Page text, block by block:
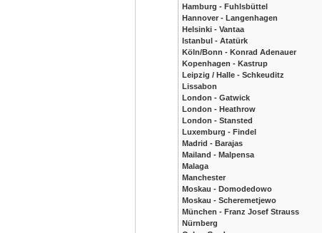
Hamburg - Fuhlsbüttel
Hannover - Langenhagen
Helsinki - Vantaa
Istanbul - Atatürk
Köln/Bonn - Konrad Adenauer
Kopenhagen - Kastrup
Leipzig / Halle - Schkeuditz
Lissabon
London - Gatwick
London - Heathrow
London - Stansted
Luxemburg - Findel
Madrid - Barajas
Mailand - Malpensa
Malaga
Manchester
Moskau - Domodedowo
Moskau - Scheremetjewo
München - Franz Josef Strauss
Nürnberg